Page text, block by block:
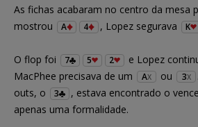
As fichas acabaram no centro da mesa
mostrou
A 4 , Lopez segurava K
O flop foi 7 5 2
e Lopez
MacPhee precisava de um
AX ou 3X
outs, o
3 , estava encontrado o
apenas uma formalidade.